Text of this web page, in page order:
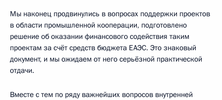
Мы наконец продвинулись в вопросах поддержки проектов
в области промышленной кооперации, подготовлено
решение об оказании финансового содействия таким
проектам за счёт средств бюджета ЕАЭС. Это знаковый
документ, и мы ожидаем от него серьёзной практической
отдачи.
Вместе с тем по ряду важнейших вопросов внутренней